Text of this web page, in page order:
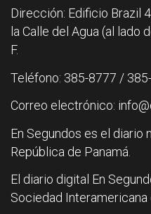
Dirección: Edificio Brazil
la Calle del Agua (al lado
F.
Teléfono: 385-8777 /
Correo electrónico:
En Segundos es el diario
República de Panamá.
El diario digital En
Sociedad Interamericana